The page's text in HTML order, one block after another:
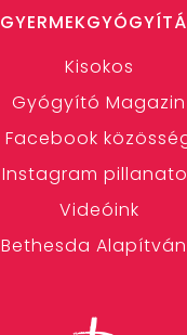
Kisokos
Gyógyító Magazin
Facebook
Instagram
Videóink
Bethesda